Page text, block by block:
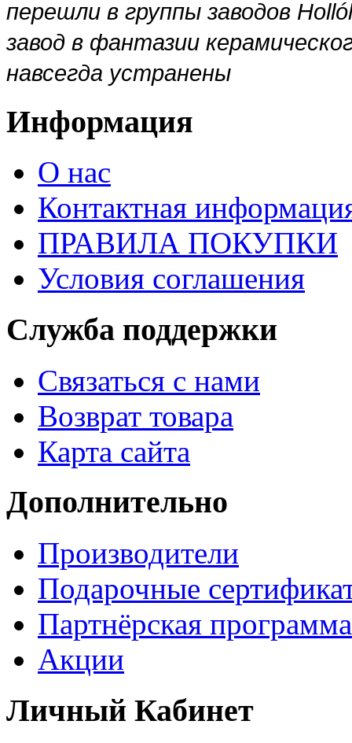
перешли в группы заводов
завод в фантазии
навсегда устранены
Информация
О нас
Контактная
ПРАВИЛА ПОКУПКИ
Условия соглашения
Служба поддержки
Связаться с нами
Возврат товара
Карта сайта
Дополнительно
Производители
Подарочные
Партнёрская программа
Акции
Личный Кабинет